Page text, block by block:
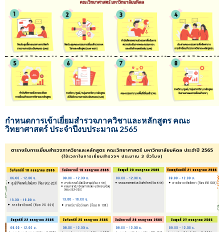
กำหนดการเข้าเยี่ยมสำรวจภาควิชาและหลักสูตร คณะ
วิทยาศาสตร์ ประจำปีงบประมาณ 2565